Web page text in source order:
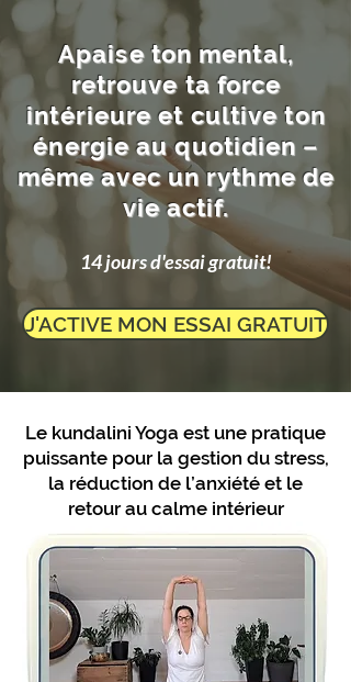
Apaise ton mental,
retrouve ta force
intérieure et cultive ton
énergie au quotidien –
même avec un rythme de
vie actif.
14 jours d'essai gratuit!
J'ACTIVE MON ESSAI GRATUIT
Le kundalini Yoga est une pratique
puissante pour la gestion du stress,
la réduction de l’anxiété et le
retour au calme intérieur